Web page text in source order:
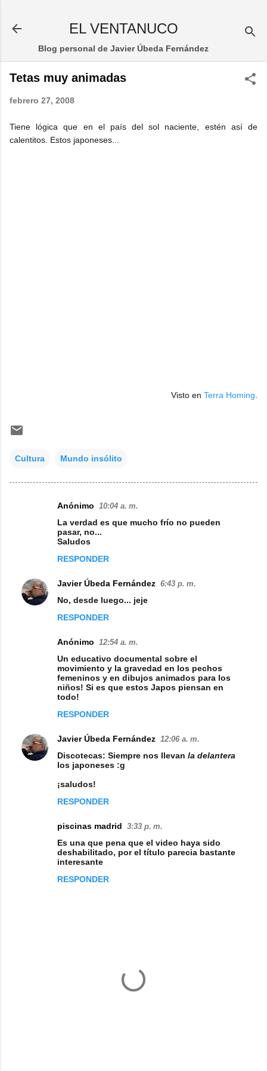
EL VENTANUCO
Blog personal de Javier Úbeda Fernández
Tetas muy animadas
febrero 27, 2008
Tiene lógica que en el país del sol naciente, estén así de
calentitos. Estos japoneses...
Visto en Terra Homing
Cultura Mundo insólito
n
t
Anónimo 10:04 a. m.
La verdad es que mucho frío no pueden
pasar, no...
Saludos
RESPONDER
Javier Úbeda Fernández 6:43 p. m.
No, desde luego... jeje
RESPONDER
Anónimo 12:54 a. m.
Un educativo documental sobre el
movimiento y la gravedad en los pechos
femeninos y en dibujos animados para los
niños! Si es que estos Japos piensan en
todo!
RESPONDER
Javier Úbeda Fernández 12:06 a. m.
Discotecas: Siempre nos llevan la delantera
los japoneses :g
¡saludos!
RESPONDER
piscinas madrid 3:33 p. m.
Es una que pena que el video haya sido
deshabilitado, por el título parecia bastante
interesante
RESPONDER